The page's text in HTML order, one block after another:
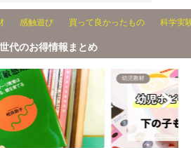
感触遊び 買って良かったもの 科学実
代のお得情報まとめ
児教材 絵本